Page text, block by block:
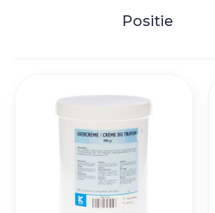
Sorteer op: